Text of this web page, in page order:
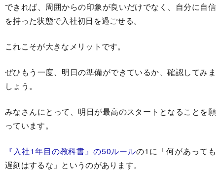
できれば、周囲からの印象が良いだけでなく、自分に自信
を持った状態で入社初日を過ごせる。
これこそが大きなメリットです。
ぜひもう一度、明日の準備ができているか、確認してみま
しょう。
みなさんにとって、明日が最高のスタートとなることを願
っています。
『入社1年目の教科書』の50ルールの1に「何があっても
遅刻はするな」というのがあります。